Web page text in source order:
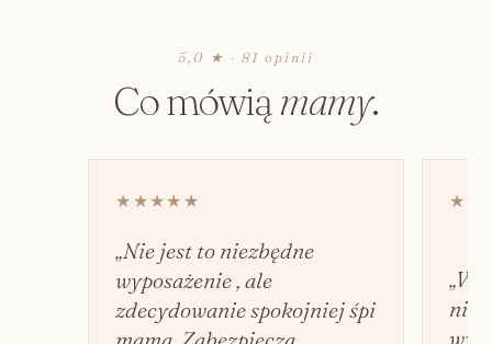
5,0 ★ · 81 opinii
Co mówiąmamy.
★★★★★
„Nie jest to niezbędne
wyposażenie , ale
zdecydowanie spokojniej śpi
nie